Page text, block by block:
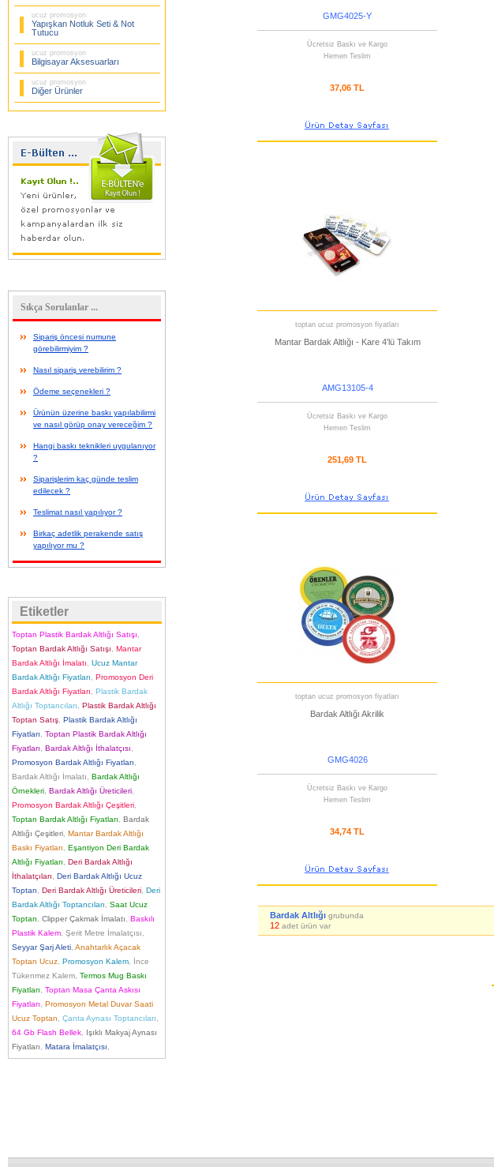
ucuz promosyon
Yapışkan Notluk Seti & Not
Tutucu
ucuz promosyon
Bilgisayar Aksesuarları
ucuz promosyon
Diğer Ürünler
Sıkça Sorulanlar ...
Sipariş öncesi numune
görebilirmiyim ?
Nasıl sipariş verebilirim ?
Ödeme seçenekleri ?
Ürünün üzerine baskı yapılabilirmi
ve nasıl görüp onay vereceğim ?
Hangi baskı teknikleri uygulanıyor
?
Siparişlerim kaç günde teslim
edilecek ?
Teslimat nasıl yapılıyor ?
Birkaç adetlik perakende satış
yapılıyor mu ?
Etiketler
Toptan Plastik Bardak Altlığı Satışı
Toptan Bardak Altlığı Satışı
Mantar
Bardak Altlığı İmalatı
Ucuz Mantar
Bardak Altlığı Fiyatları
Promosyon Deri
Bardak Altlığı Fiyatları
Plastik Bardak
Altlığı Toptancıları
Plastik Bardak Altlığı
Toptan Satış Plastik Bardak Altlığı
Fiyatları
Toptan Plastik Bardak Altlığı
Fiyatları
Bardak Altlığı İthalatçısı
Promosyon Bardak Altlığı Fiyatları
Bardak Altlığı İmalatı
Bardak Altlığı
Örnekleri Bardak Altlığı Üreticileri
Promosyon Bardak Altlığı Çeşitleri
Toptan Bardak Altlığı Fiyatları
Bardak
Altlığı Çeşitleri Mantar Bardak Altlığı
Baskı Fiyatları
Eşantiyon Deri Bardak
Altlığı Fiyatları
Deri Bardak Altlığı
İthalatçıları
Deri Bardak Altlığı Ucuz
Toptan
Deri Bardak Altlığı Üreticileri Deri
Bardak Altlığı Toptancıları
Saat Ucuz
Toptan
Clipper Çakmak İmalatı
Baskılı
Plastik Kalem Şerit Metre İmalatçısı
Seyyar Şarj Aleti Anahtarlık Açacak
Toptan Ucuz Promosyon Kalem
İnce
Tükenmez Kalem Termos Mug Baskı
Fiyatları
Toptan Masa Çanta Askısı
Fiyatları
Promosyon Metal Duvar Saati
Ucuz Toptan
Çanta Aynası Toptancıları
64 Gb Flash Bellek
Işıklı Makyaj Aynası
Fiyatları
Matara İmalatçısı
GMG4025-Y
Ücretsiz Baskı ve Kargo
Hemen Teslim
37,06 TL
toptan ucuz promosyon fiyatları
Mantar Bardak Altlığı - Kare 4'lü Takım
AMG13105-4
Ücretsiz Baskı ve Kargo
Hemen Teslim
251,69 TL
toptan ucuz promosyon fiyatları
Bardak Altlığı Akrilik
GMG4026
Ücretsiz Baskı ve Kargo
Hemen Teslim
34,74 TL
Bardak Altlığıgrubunda
12adet ürün var